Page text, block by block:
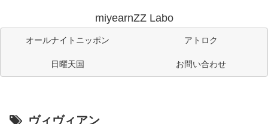
miyearnZZ Labo
オールナイトニッポン アトロク
日曜天国 お問い合わせ
ヴィヴィアン